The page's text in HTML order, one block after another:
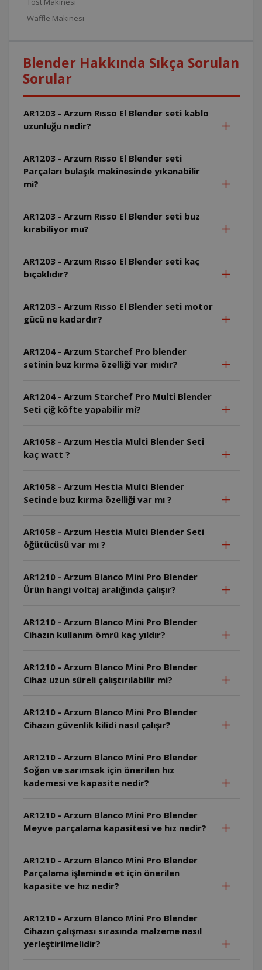
Waffle Makinesi
Blender Hakkında Sıkça Sorulan
Sorular
AR1203 - Arzum Rısso El Blender seti kablo
uzunluğu nedir?
AR1203 - Arzum Rısso El Blender seti
Parçaları bulaşık makinesinde yıkanabilir
mi?
AR1203 - Arzum Rısso El Blender seti buz
kırabiliyor mu?
AR1203 - Arzum Rısso El Blender seti kaç
bıçaklıdır?
AR1203 - Arzum Rısso El Blender seti motor
gücü ne kadardır?
AR1204 - Arzum Starchef Pro blender
setinin buz kırma özelliği var mıdır?
AR1204 - Arzum Starchef Pro Multi Blender
Seti çiğ köfte yapabilir mi?
AR1058 - Arzum Hestia Multi Blender Seti
kaç watt ?
AR1058 - Arzum Hestia Multi Blender
Setinde buz kırma özelliği var mı ?
AR1058 - Arzum Hestia Multi Blender Seti
öğütücüsü var mı ?
AR1210 - Arzum Blanco Mini Pro Blender
Ürün hangi voltaj aralığında çalışır?
AR1210 - Arzum Blanco Mini Pro Blender
Cihazın kullanım ömrü kaç yıldır?
AR1210 - Arzum Blanco Mini Pro Blender
Cihaz uzun süreli çalıştırılabilir mi?
AR1210 - Arzum Blanco Mini Pro Blender
Cihazın güvenlik kilidi nasıl çalışır?
AR1210 - Arzum Blanco Mini Pro Blender
Soğan ve sarımsak için önerilen hız
kademesi ve kapasite nedir?
AR1210 - Arzum Blanco Mini Pro Blender
Meyve parçalama kapasitesi ve hız nedir?
AR1210 - Arzum Blanco Mini Pro Blender
Parçalama işleminde et için önerilen
kapasite ve hız nedir?
AR1210 - Arzum Blanco Mini Pro Blender
Cihazın çalışması sırasında malzeme nasıl
yerleştirilmelidir?